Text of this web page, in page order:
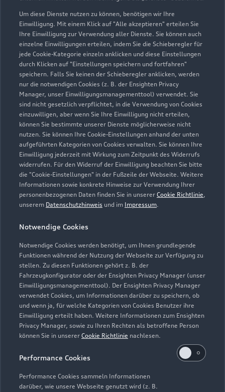
Um diese Dienste nutzen zu können, benötigen wir Ihre
Einwilligung. Mit einem Klick auf "Alle akzeptieren" erteilen Sie
Ihre Einwilligung zur Verwendung aller Dienste. Sie können auch
einzelne Einwilligungen erteilen, indem Sie die Schieberegler für
jede Cookie-Kategorie einzeln anklicken und diese Einstellungen
durch Klicken auf "Einstellungen speichern und fortfahren"
speichern. Falls Sie keinen der Schieberegler anklicken, werden
nur die notwendigen Cookies (z. B. der Ensighten Privacy
Manager, unser Einwilligungsmanagementtool) verwendet. Sie
sind nicht gesetzlich verpflichtet, in die Verwendung von Cookies
einzuwilligen, aber wenn Sie Ihre Einwilligung nicht erteilen,
können Sie bestimmte unserer Dienste möglicherweise nicht
nutzen. Sie können Ihre Cookie-Einstellungen anhand der unten
aufgeführten Kategorien von Cookies verwalten. Sie können Ihre
Einwilligung jederzeit mit Wirkung zum Zeitpunkt des Widerrufs
widerrufen. Für den Widerruf der Einwilligung beachten Sie bitte
die "Cookie-Einstellungen" in der Fußzeile der Webseite. Weitere
Informationen sowie konkrete Hinweise zur Verwendung Ihrer
personenbezogenen Daten finden Sie in unserer Cookie Richtlinie,
unserem Datenschutzhinweis und im Impressum.
Notwendige Cookies
Notwendige Cookies werden benötigt, um Ihnen grundlegende
Funktionen während der Nutzung der Webseite zur Verfügung zu
stellen. Zu diesen Funktionen gehört z. B. der
Fahrzeugkonfigurator oder der Ensighten Privacy Manager (unser
Einwilligungsmanagementtool). Der Ensighten Privacy Manager
verwendet Cookies, um Informationen darüber zu speichern, ob
und wenn ja, für welche Kategorien von Cookies Benutzer ihre
Einwilligung erteilt haben. Weitere Informationen zum Ensighten
Privacy Manager, sowie zu Ihren Rechten als betroffene Person
können Sie in unserer Cookie Richtlinie nachlesen.
Performance Cookies
Performance Cookies sammeln Informationen
darüber, wie unsere Webseite genutzt wird (z. B.
Verkauf
Geöffnet bis18:00
Service
Geöffnet bis18:00
Samstag: Verkauf: nach Vereinbarung
Zur Reparatur